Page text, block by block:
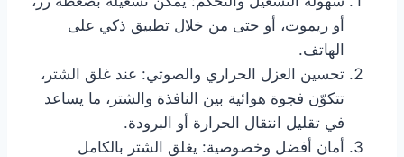
أو ريموت، أو حتى من خلال تطبيق ذكي على
الهاتف.
تحسين العزل الحراري والصوتي: عند غلق الشتر،
تتكوّن فجوة هوائية بين النافذة والشتر، ما يساعد
في تقليل انتقال الحرارة أو البرودة.
أمان أفضل وخصوصية: يغلق الشتر بالكامل